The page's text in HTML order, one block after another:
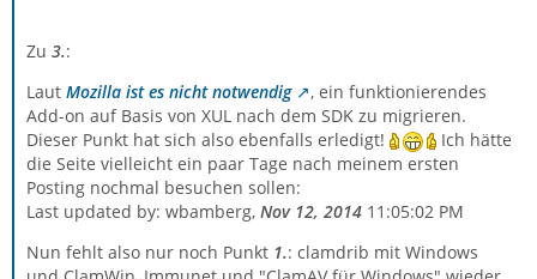
Zu 3.:
Laut Mozilla ist es nicht notwendig
, ein funktionierendes
Add-on auf Basis von XUL nach dem SDK zu migrieren.
Dieser Punkt hat sich also ebenfalls erledigt!
Ich hätte
die Seite vielleicht ein paar Tage nach meinem ersten
Posting nochmal besuchen sollen:
Last updated by: wbamberg, Nov 12, 2014 11:05:02 PM
Nun fehlt also nur noch Punkt 1.: clamdrib mit Windows